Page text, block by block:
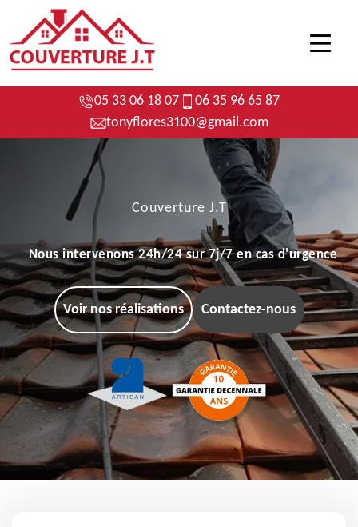
05 33 06 18 07
06 35 96 65 87
tonyflores3100@gmail.com
Couverture J.T
Nous intervenons 24h/24 sur 7j/7 en cas d'urgence
Voir nos réalisations Contactez-nous